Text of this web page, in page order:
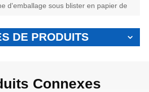
d'emballage sous blister en papier de
DE PRODUITS
Connexes